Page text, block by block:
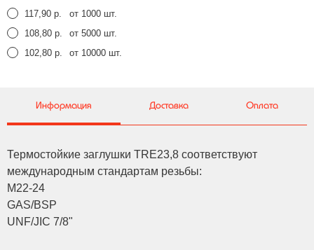
117,90 р.
от 1000 шт.
108,80 р.
от 5000 шт.
102,80 р.
от 10000 шт.
Информация Доставка Оплата
Термостойкие заглушки TRE23,8 соответствуют
международным стандартам резьбы:
M22-24
GAS/BSP
UNF/JIC 7/8"